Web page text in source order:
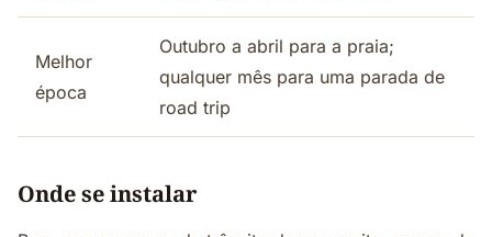
Melhor
época
Outubro a abril para a praia;
qualquer mês para uma parada de
road trip
Onde se instalar